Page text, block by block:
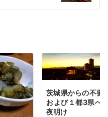
茨城県からの不要
および１都3県へ
夜明け